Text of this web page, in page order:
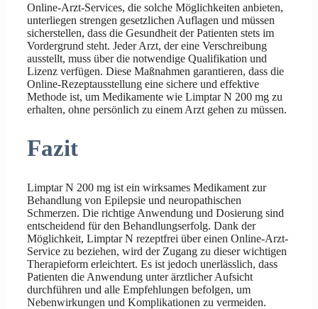
Online-Arzt-Services, die solche Möglichkeiten anbieten,
unterliegen strengen gesetzlichen Auflagen und müssen
sicherstellen, dass die Gesundheit der Patienten stets im
Vordergrund steht. Jeder Arzt, der eine Verschreibung
ausstellt, muss über die notwendige Qualifikation und
Lizenz verfügen. Diese Maßnahmen garantieren, dass die
Online-Rezeptausstellung eine sichere und effektive
Methode ist, um Medikamente wie Limptar N 200 mg zu
erhalten, ohne persönlich zu einem Arzt gehen zu müssen.
Fazit
Limptar N 200 mg ist ein wirksames Medikament zur
Behandlung von Epilepsie und neuropathischen
Schmerzen. Die richtige Anwendung und Dosierung sind
entscheidend für den Behandlungserfolg. Dank der
Möglichkeit, Limptar N rezeptfrei über einen Online-Arzt-
Service zu beziehen, wird der Zugang zu dieser wichtigen
Therapieform erleichtert. Es ist jedoch unerlässlich, dass
Patienten die Anwendung unter ärztlicher Aufsicht
durchführen und alle Empfehlungen befolgen, um
Nebenwirkungen und Komplikationen zu vermeiden.